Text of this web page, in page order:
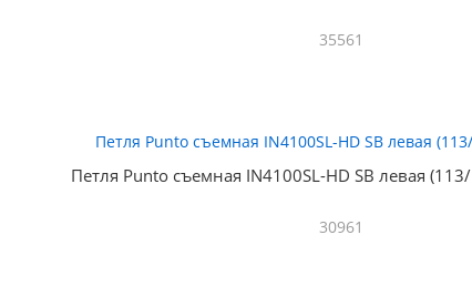
35561
Петля Punto съемная IN4100SL-HD SB левая
30961